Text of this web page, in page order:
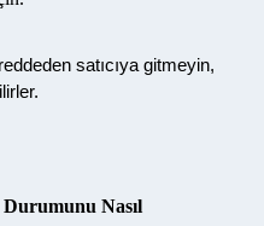
satıcıya gitmeyin,
Nasıl